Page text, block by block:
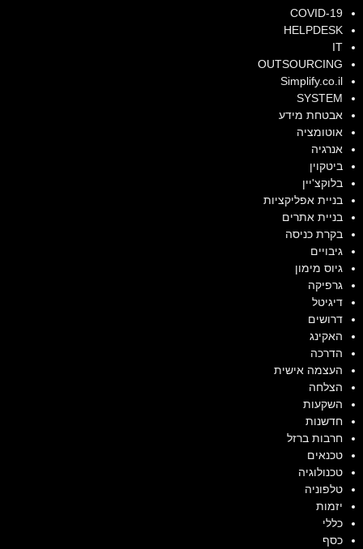
COVID-19
HELPDESK
IT
OUTSOURCING
Simplify.co.il
SYSTEM
אבטחת מידע
אוטומציה
אנרגיה
ביטקוין
בלוקצ'יין
בניית אפליקציות
בניית אתרים
בקרת כניסה
גיבויים
גיוס מימון
גרפיקה
דיגיטל
דרושים
האקינג
הדרכה
העצמה אישית
הצלחה
השקעות
חדשנות
חרבות ברזל
טכנאים
טכנולוגיה
טלפוניה
יזמות
כללי
כסף